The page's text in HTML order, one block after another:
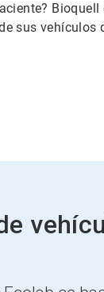
sus vehículos